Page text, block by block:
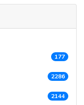
177
2286
2144